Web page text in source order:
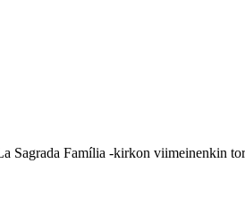
Sagrada Família -kirkon viimeinenkin